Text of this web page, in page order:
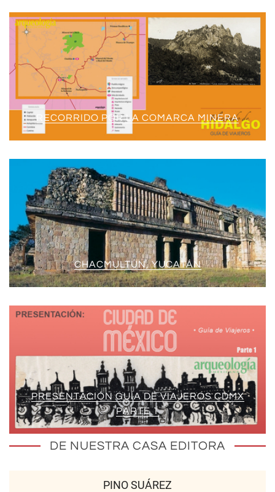
RECORRIDO POR LA COMARCA MINERA
CHACMULTÚN, YUCATÁN
PRESENTACIÓN GUÍA DE VIAJEROS CDMX
PARTE 1
DE NUESTRA CASA EDITORA
PINO SUÁREZ